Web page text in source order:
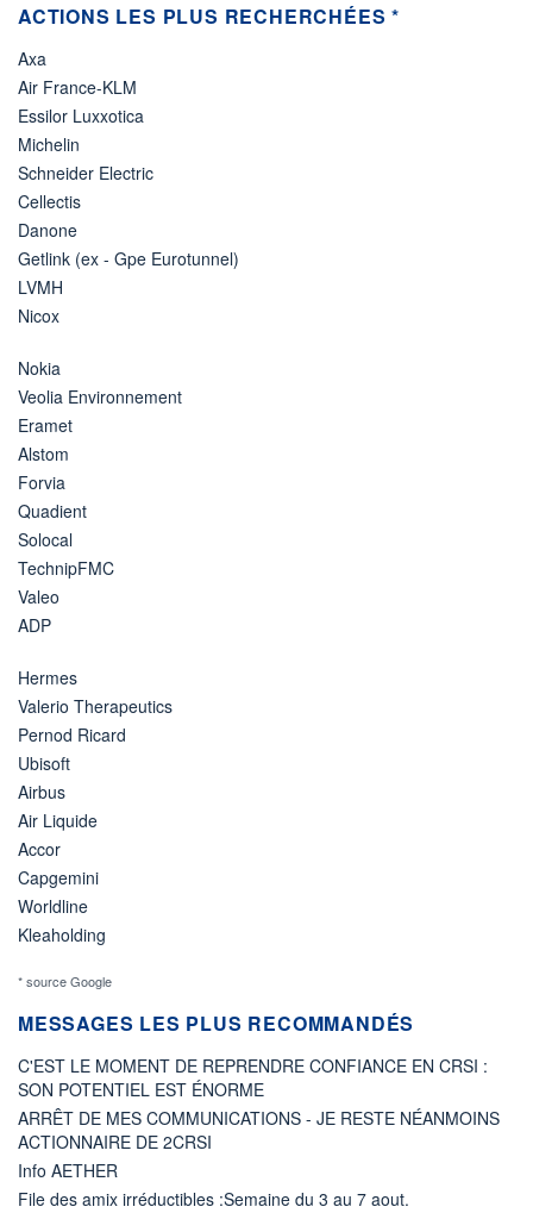
ACTIONS LES PLUS RECHERCHÉES *
Axa
Air France-KLM
Essilor Luxxotica
Michelin
Schneider Electric
Cellectis
Danone
Getlink (ex - Gpe Eurotunnel)
LVMH
Nicox
Nokia
Veolia Environnement
Eramet
Alstom
Forvia
Quadient
Solocal
TechnipFMC
Valeo
ADP
Hermes
Valerio Therapeutics
Pernod Ricard
Ubisoft
Airbus
Air Liquide
Accor
Capgemini
Worldline
Kleaholding
* source Google
MESSAGES LES PLUS RECOMMANDÉS
C'EST LE MOMENT DE REPRENDRE CONFIANCE EN CRSI :
SON POTENTIEL EST ÉNORME
ARRÊT DE MES COMMUNICATIONS - JE RESTE NÉANMOINS
ACTIONNAIRE DE 2CRSI
Info AETHER
File des amix irréductibles :Semaine du 3 au 7 aout.